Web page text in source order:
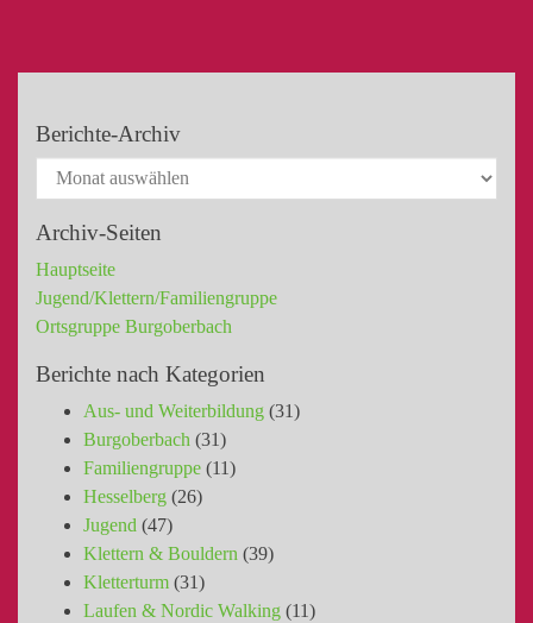
Berichte-Archiv
Archiv-Seiten
Hauptseite
Jugend/Klettern/Familiengruppe
Ortsgruppe Burgoberbach
Berichte nach Kategorien
Aus- und Weiterbildung (31)
Burgoberbach (31)
Familiengruppe (11)
Hesselberg (26)
Jugend (47)
Klettern & Bouldern (39)
Kletterturm (31)
Laufen & Nordic Walking (11)